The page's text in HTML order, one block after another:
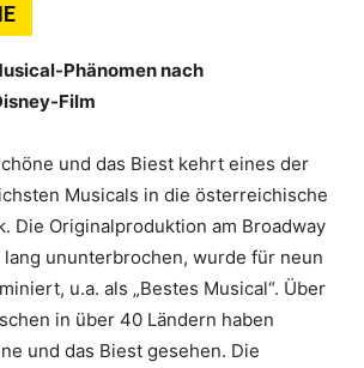
Phänomen nach
Film
und das Biest kehrt eines der
Musicals in die österreichische
Die Originalproduktion am Broadway
ununterbrochen, wurde für neun
u.a. als „Bestes Musical“. Über
in über 40 Ländern haben
und das Biest gesehen. Die